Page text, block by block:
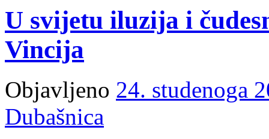
U svijetu iluzija i
Vincija
Objavljeno 24. studenoga
Dubašnica